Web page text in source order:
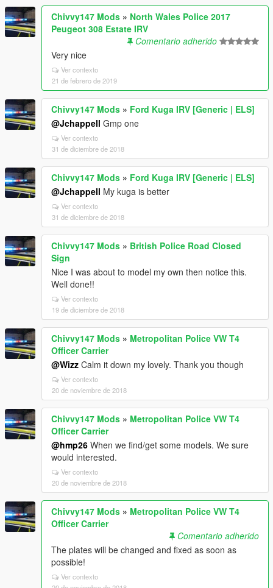
Chivvy147 Mods » North Wales Police 2017
Peugeot 308 Estate IRV
Comentario adherido
Very nice
Ver contexto
21 de febrero de 2019
Chivvy147 Mods » Ford Kuga IRV [Generic | ELS]
@Jchappell Gmp one
Ver contexto
31 de diciembre de 2018
Chivvy147 Mods » Ford Kuga IRV [Generic | ELS]
@Jchappell My kuga is better
Ver contexto
31 de diciembre de 2018
Chivvy147 Mods » British Police Road Closed
Sign
Nice I was about to model my own then notice this.
Well done!!
Ver contexto
19 de diciembre de 2018
Chivvy147 Mods » Metropolitan Police VW T4
Officer Carrier
@Wizz Calm it down my lovely. Thank you though
Ver contexto
20 de noviembre de 2018
Chivvy147 Mods » Metropolitan Police VW T4
Officer Carrier
@hmp26 When we find/get some models. We sure
would interested.
Ver contexto
20 de noviembre de 2018
Chivvy147 Mods » Metropolitan Police VW T4
Officer Carrier
Comentario adherido
The plates will be changed and fixed as soon as
possible!
Ver contexto